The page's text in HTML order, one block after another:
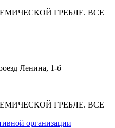
ГРЕБЛЕ. ВСЕ
Ленина, 1-б
ГРЕБЛЕ. ВСЕ
организации